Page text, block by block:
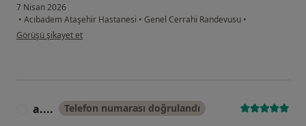
7 Nisan 2026
• Acıbadem Ataşehir Hastanesi • Genel Cerrahi Randevusu •
kullanıcının görüşüne göre ba...n
Görüşü şikayet et
a.... Telefon numarası doğrulandı